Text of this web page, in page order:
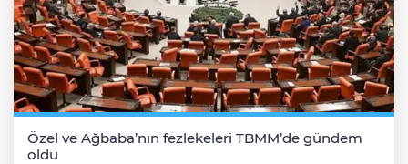
Özel ve Ağbaba’nın fezlekeleri TBMM’de gündem
oldu